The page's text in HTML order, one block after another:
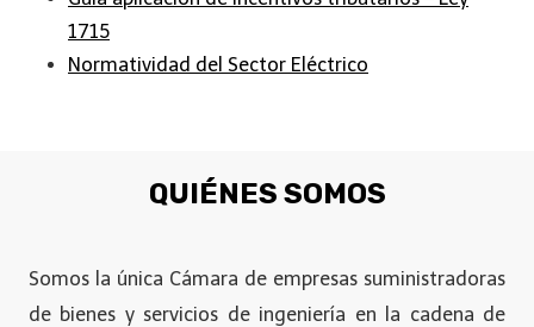
1715
Normatividad del Sector Eléctrico
QUIÉNES SOMOS
Somos la única Cámara de empresas suministradoras
de bienes y servicios de ingeniería en la cadena de